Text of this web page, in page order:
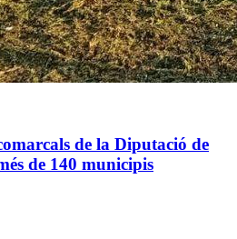
de la Diputació de
de 140 municipis